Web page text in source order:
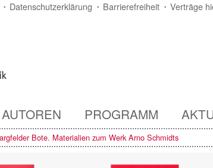
Datenschutzerklärung Barrierefreiheit Verträge
AUTOREN PROGRAMM
Bote. Materialien zum Werk Arno Schmidts